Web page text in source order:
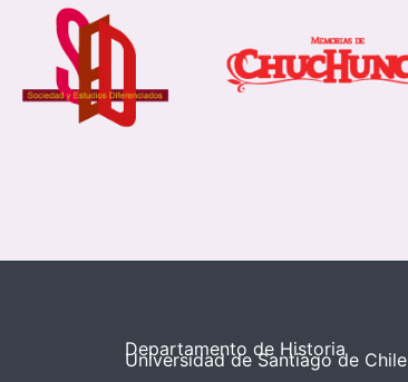
Departamento de Historia
Universidad de Santiago de Chile